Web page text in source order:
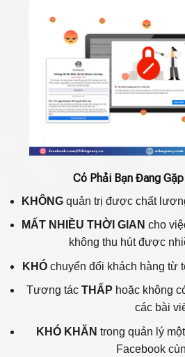
Có Phải Bạn Đang
KHÔNGquản trị được chất
MẤT NHIỀU THỜI GIAN cho
không thu hút được
KHÓchuyển đổi khách hàng từ
Tương tácTHẤP hoặc không
các bài
KHÓ KHĂN trong quản lý
Facebook